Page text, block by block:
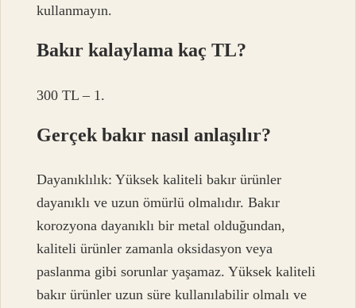
kullanmayın.
Bakır kalaylama kaç TL?
300 TL – 1.
Gerçek bakır nasıl anlaşılır?
Dayanıklılık: Yüksek kaliteli bakır ürünler
dayanıklı ve uzun ömürlü olmalıdır. Bakır
korozyona dayanıklı bir metal olduğundan,
kaliteli ürünler zamanla oksidasyon veya
paslanma gibi sorunlar yaşamaz. Yüksek kaliteli
bakır ürünler uzun süre kullanılabilir olmalı ve